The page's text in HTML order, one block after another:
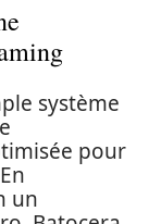
système
pour
un